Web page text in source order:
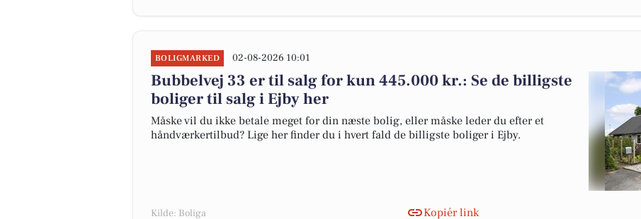
BOLIGMARKED 02-08-2026 10:01
Bubbelvej 33 er til salg for kun 445.000 kr.: Se de billigste
boliger til salg i Ejby her
Måske vil du ikke betale meget for din næste bolig, eller måske leder du efter et
håndværkertilbud? Lige her finder du i hvert fald de billigste boliger i Ejby.
Kilde: Boliga Kopiér link